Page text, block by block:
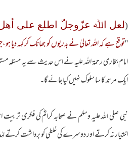
(لعل اﷲ عزّوجلّ اطلع علی أھل
''توقع ہے کہ اللہ تعالیٰ نے بدریوں کو جھانک کر کہہ دیا
امام بخاری رحمة اللہ علیہ نے اس حدیث سے یہ مسئلہ
ایک مرتد کا سا سلوک نہیں کیاجائے گا۔
نبی صلی اللہ علیہ وسلم نے صحابہ کرامؓ کی فکری
اختیار نہ کرتے اور دوسرے کی غلطی کو برداشت کرتے